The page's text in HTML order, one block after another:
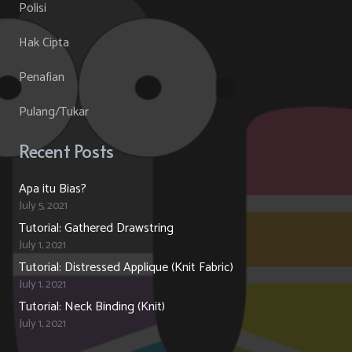
Polisi
Hak Cipta
Penafian
Pulang/Tukar
Recent Posts
Apa itu Bias?
July 5, 2021
Tutorial: Gathered Drawstring
July 1, 2021
Tutorial: Distressed Applique (Knit Fabric)
July 1, 2021
Tutorial: Neck Binding (Knit)
July 1, 2021